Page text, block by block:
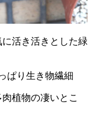
活き活きとした緑
ぱり生き物繊細
植物の凄いとこ